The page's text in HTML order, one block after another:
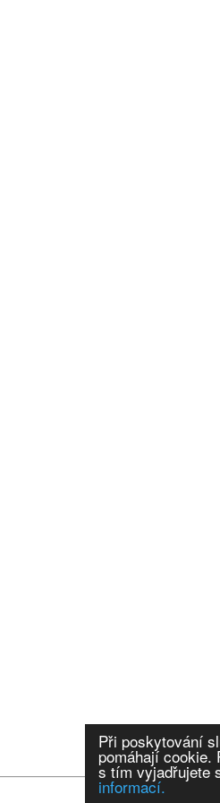
Při poskytování
pomáhají cookie.
s tím vyjadřujete
informací.